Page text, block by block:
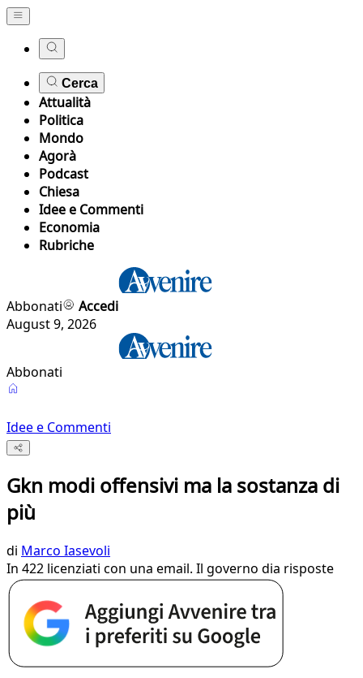
Cerca
Attualità
Politica
Mondo
Agorà
Podcast
Chiesa
Idee e Commenti
Economia
Rubriche
Abbonati
Accedi
August 9, 2026
Abbonati
Idee e Commenti
Gkn modi offensivi ma la sostanza di
più
di Marco Iasevoli
In 422 licenziati con una email. Il governo dia risposte